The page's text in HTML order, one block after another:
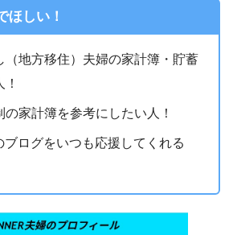
ほしい！
（地方移住）夫婦の家計簿・貯蓄
の家計簿を参考にしたい人！
ブログをいつも応援してくれる